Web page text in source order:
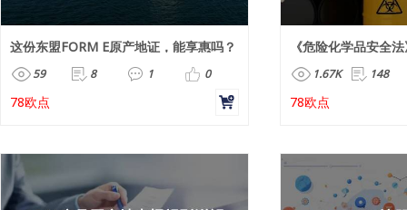
这份东盟FORM E原产地证，能享惠吗？
59 8 1 0
78欧点
《危险化学品安全
1.67K 148
78欧点